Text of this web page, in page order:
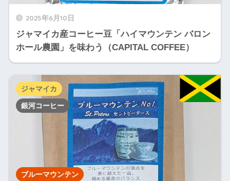
2025年6月10日
ジャマイカ産コーヒー豆「ハイマウンテン バロン
ホール農園」を味わう（CAPITAL COFFEE）
ジャマイカ
ブルーマウンテン
銀河コーヒー